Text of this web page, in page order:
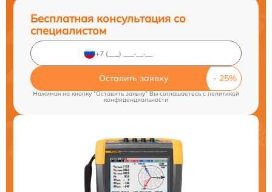
Бесплатная консультация со
специалистом
Оставить заявку
Нажимая на кнопку "Оставить заявку" Вы соглашаетесь cполитикой
конфиденциальности